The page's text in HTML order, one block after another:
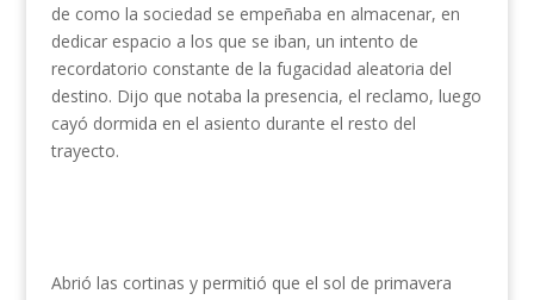
de como la sociedad se empeñaba en almacenar, en
dedicar espacio a los que se iban, un intento de
recordatorio constante de la fugacidad aleatoria del
destino. Dijo que notaba la presencia, el reclamo, luego
cayó dormida en el asiento durante el resto del
trayecto.
Abrió las cortinas y permitió que el sol de primavera